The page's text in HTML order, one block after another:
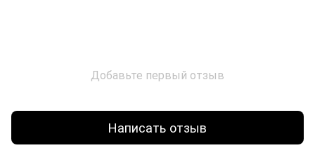
Добавьте первый отзыв
Написать отзыв